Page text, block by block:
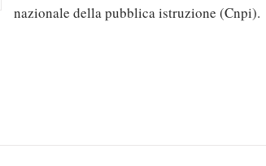
nazionale della pubblica istruzione (Cnpi).